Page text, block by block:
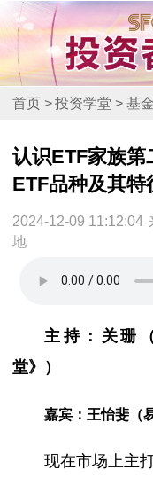
首页 > 投资学堂 > 基金
认识ETF家族第
ETF品种及其
2024-12-09 11:12:04
地
主持：关珊
堂》）
嘉宾：王怡斐（
现在市场上主